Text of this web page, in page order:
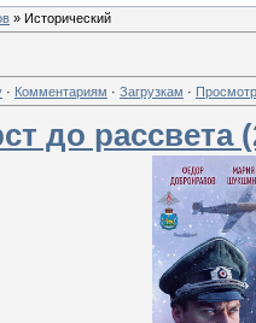
» Исторический
· Комментариям · Загрузкам ·
до рассвета